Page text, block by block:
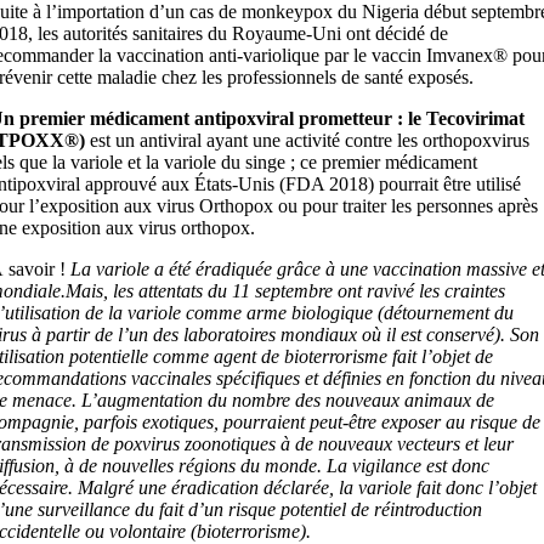
à l’importation d’un cas de monkeypox du Nigeria début
les autorités sanitaires du Royaume-Uni ont décidé de
la vaccination anti-variolique par le vaccin Imvanex®
cette maladie chez les professionnels de santé exposés.
premier médicament antipoxviral prometteur : le Tecovirimat
est un antiviral ayant une activité contre les orthopoxvirus
que la variole et la variole du singe ; ce premier médicament
approuvé aux États-Unis (FDA 2018) pourrait être utilisé
l’exposition aux virus Orthopox ou pour traiter les personnes après
exposition aux virus orthopox.
savoir ! La variole a été éradiquée grâce à une vaccination massive et
les attentats du 11 septembre ont ravivé les craintes
de la variole comme arme biologique (détournement du
à partir de l’un des laboratoires mondiaux où il est conservé). Son
potentielle comme agent de bioterrorisme fait l’objet de
vaccinales spécifiques et définies en fonction du
menace. L’augmentation du nombre des nouveaux animaux de
parfois exotiques, pourraient peut-être exposer au risque de
de poxvirus zoonotiques à de nouveaux vecteurs et leur
à de nouvelles régions du monde. La vigilance est donc
Malgré une éradication déclarée, la variole fait donc l’objet
surveillance du fait d’un risque potentiel de réintroduction
ou volontaire (bioterrorisme).